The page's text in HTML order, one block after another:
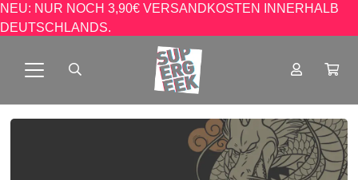
NEU: NUR NOCH 3,90€ VERSANDKOSTEN INNERHALB
DEUTSCHLANDS.